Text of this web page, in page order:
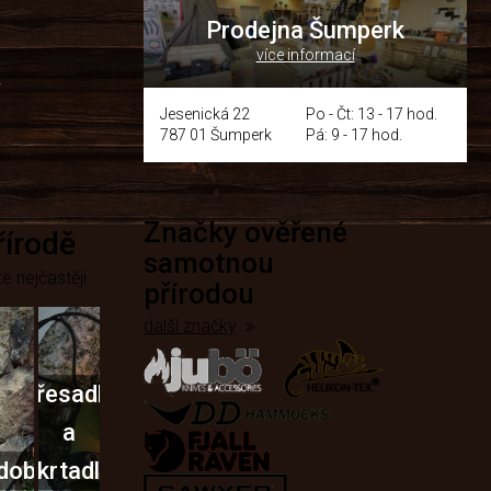
Prodejna Šumperk
více informací
Jesenická 22
787 01 Šumperk
Po - Čt: 13 - 17 hod.
Pá: 9 - 17 hod.
nejčastěji
Křesadla
a
škrtadla
Značky ověřené
samotnou
přírodou
další značky